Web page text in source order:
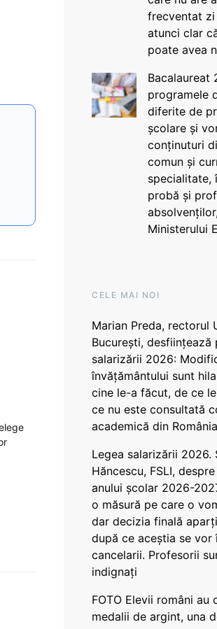
frecventat
atunci clar
poate avea
Bacalaureat
programele
diferite de
școlare și
conținuturi
comun și
specialitate,
probă și
Ministerului
CELE MAI NOI
Marian Preda, rectorul
București, desființează
salarizării 2026:
învățământului sunt
cine le-a făcut, de ce
ce nu este consultată
academică din România
Legea salarizării 2026.
Hăncescu, FSLI,
anului școlar 2026-
o măsură pe care o
dar decizia finală
după ce aceștia se vor
cancelarii. Profesorii
indignați
FOTO Elevii români au
medalii de argint, una